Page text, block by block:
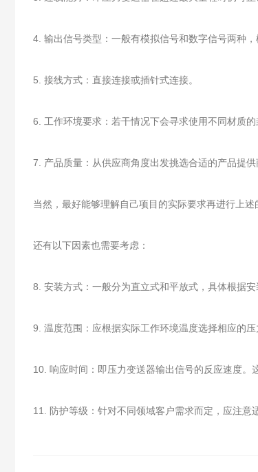
4. 输出信号类型：一般有模拟信号和数字信号两种
5. 接线方式：直接连接或插针式连接。
6. 工作环境要求：若干情况下会寻求使用不同材质
7. 产品质量：从供应商角度出发挑选合适的产品提
当然，最好能够理解自己项目的实际要求再进行上述
还有以下因素也需要考虑：
8. 安装方式：一般分为直立式和平放式，具体根据安
9. 温度范围：应根据实际工作环境温度选择相应的
10. 响应时间：即压力变送器输出信号的反应速度。
11. 防护等级：针对不同领域客户需求而定，应注意